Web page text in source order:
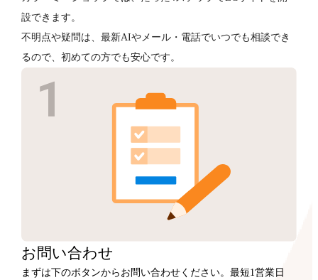
設できます。
不明点や疑問は、最新AIやメール・電話でいつでも相談でき
るので、初めての方でも安心です。
お問い合わせ
まずは下のボタンからお問い合わせください。最短1営業日